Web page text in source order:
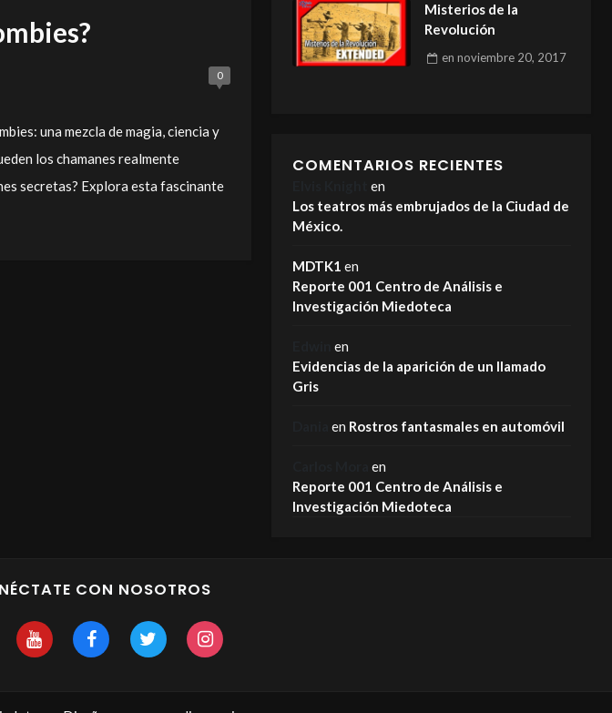
0
una mezcla de magia, ciencia y
los chamanes realmente
secretas? Explora esta fascinante
Misterios de la
Revolución
ennoviembre 20, 2017
COMENTARIOS RECIENTES
en
Los teatros más embrujados de la Ciudad de
México.
MDTK1 en
Reporte 001 Centro de Análisis e
Investigación Miedoteca
en
Evidencias de la aparición de un llamado
Gris
en Rostros fantasmales en automóvil
en
Reporte 001 Centro de Análisis e
Investigación Miedoteca
CON NOSOTROS